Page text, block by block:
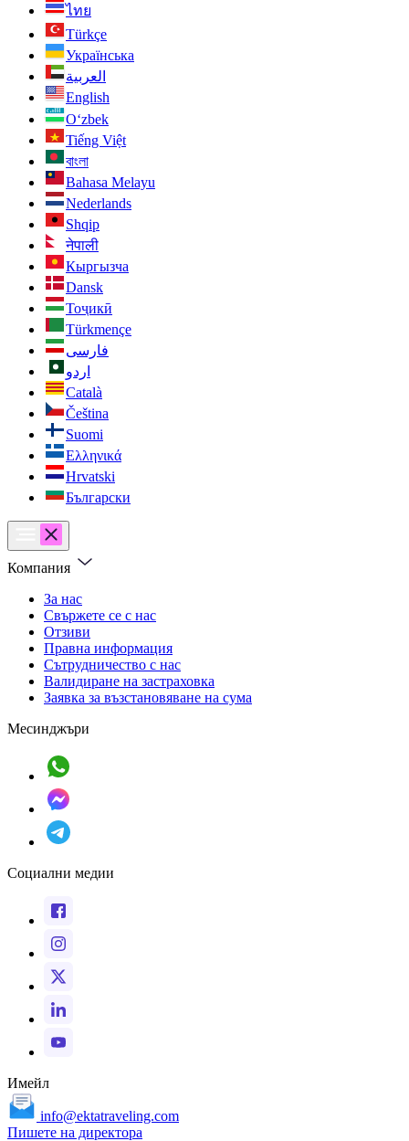
ไทย
Türkçe
Українська
العربية
English
O‘zbek
Tiếng Việt
বাংলা
Bahasa Melayu
Nederlands
Shqip
नेपाली
Кыргызча
Dansk
Тоҷикӣ
Türkmençe
فارسی
اردو
Català
Čeština
Suomi
Ελληνικά
Hrvatski
Български
Компания
За нас
Свържете се с нас
Отзиви
Правна информация
Сътрудничество с нас
Валидиране на застраховка
Заявка за възстановяване на сума
Месинджъри
Социални медии
Имейл
info@ektatraveling.com
Пишете на директора